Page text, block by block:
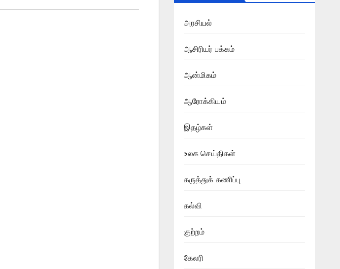
அரசியல்
ஆசிரியர் பக்கம்
ஆன்மிகம்
ஆரோக்கியம்
இதழ்கள்
உலக செய்திகள்
கருத்துக் கணிப்பு
கல்வி
குற்றம்
கேலரி